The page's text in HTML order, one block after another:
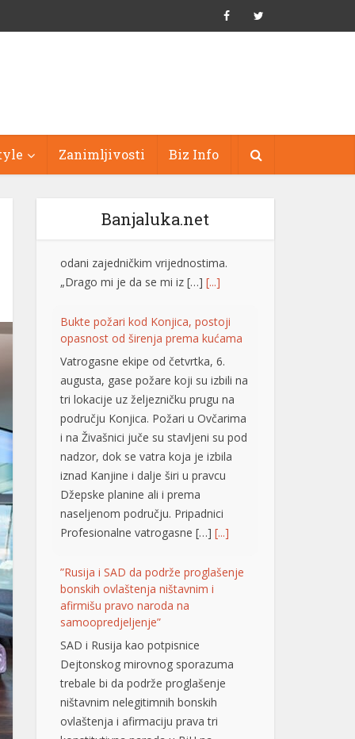
Zanimljivosti Biz Info
Banjaluka.net
Bukte požari kod Konjica, postoji
opasnost od širenja prema kućama
augusta, gase požare koji su izbili na
tri lokacije uz željezničku prugu na
području Konjica. Požari u Ovčarima
i na Živašnici juče su stavljeni su pod
nadzor, dok se vatra koja je izbila
iznad Kanjine i dalje širi u pravcu
Džepske planine ali i prema
naseljenom području. Pripadnici
Profesionalne vatrogasne […][...]
”Rusija i SAD da podrže proglašenje
bonskih ovlaštenja ništavnim i
samoopredjeljenje”
SAD i Rusija kao potpisnice
Dejtonskog mirovnog sporazuma
trebale bi da podrže proglašenje
ništavnim nelegitimnih bonskih
ovlaštenja i afirmaciju prava tri
konstitutivna naroda u BiH na
samoopredjeljenje. Smatraju to
Džozef Šmic i Brajan Kenedi sa